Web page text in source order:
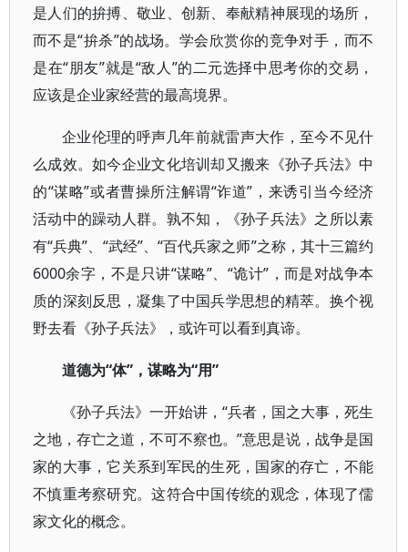
是人们的拚搏、敬业、创新、奉献精神展现的场所，
而不是“拚杀”的战场。学会欣赏你的竞争对手，而不
是在“朋友”就是“敌人”的二元选择中思考你的交易，
应该是企业家经营的最高境界。
企业伦理的呼声几年前就雷声大作，至今不见什
么成效。如今企业文化培训却又搬来《孙子兵法》中
的“谋略”或者曹操所注解谓“诈道”，来诱引当今经济
活动中的躁动人群。孰不知，《孙子兵法》之所以素
有“兵典”、“武经”、“百代兵家之师”之称，其十三篇约
6000余字，不是只讲“谋略”、“诡计”，而是对战争本
质的深刻反思，凝集了中国兵学思想的精萃。换个视
野去看《孙子兵法》，或许可以看到真谛。
道德为“体”，谋略为“用”
《孙子兵法》一开始讲，“兵者，国之大事，死生
之地，存亡之道，不可不察也。”意思是说，战争是国
家的大事，它关系到军民的生死，国家的存亡，不能
不慎重考察研究。这符合中国传统的观念，体现了儒
家文化的概念。